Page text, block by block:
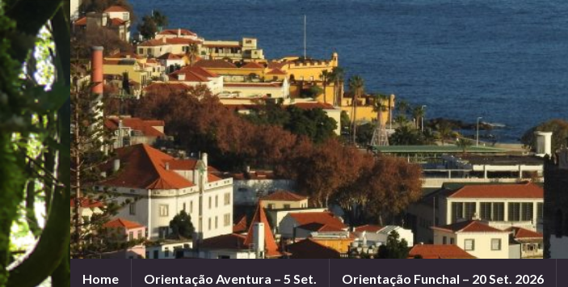
Home Orientação Aventura – 5 Set. Orientação Funchal – 20 Set. 2026